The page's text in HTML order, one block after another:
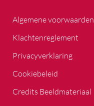
Algemene voorwaarden
Klachtenreglement
Privacyverklaring
Cookiebeleid
Credits Beeldmateriaal